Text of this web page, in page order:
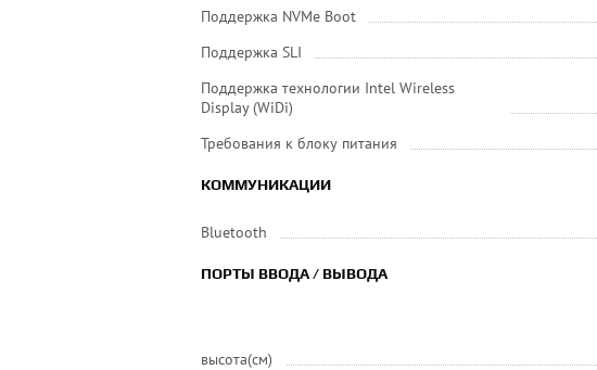
Поддержка NVMe Boot
Поддержка SLI
Поддержка технологии Intel Wireless
Display (WiDi)
Требования к блоку питания
КОММУНИКАЦИИ
Bluetooth
ПОРТЫ ВВОДА / ВЫВОДА
высота(см)